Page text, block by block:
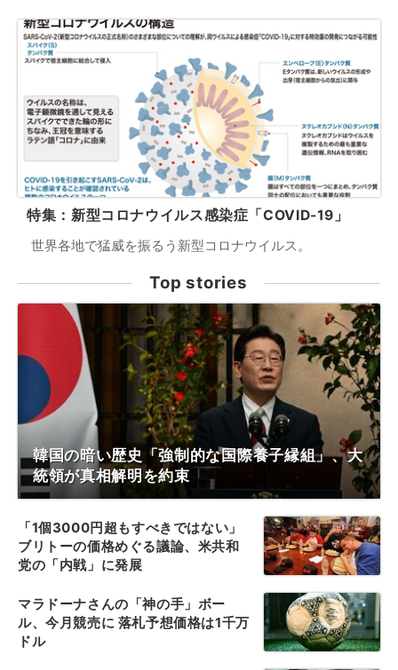
特集：新型コロナウイルス感染症「COVID-19」
世界各地で猛威を振るう新型コロナウイルス。
Top stories
韓国の暗い歴史「強制的な国際養子縁組」、大
統領が真相解明を約束
「1個3000円超もすべきではない」
ブリトーの価格めぐる議論、米共和
党の「内戦」に発展
マラドーナさんの「神の手」ボー
ル、今月競売に 落札予想価格は1千万
ドル